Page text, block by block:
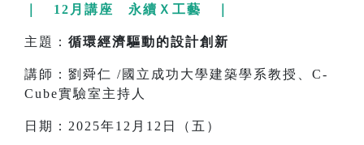
｜ 12月講座 永續Ｘ工藝 ｜
主題： 循環經濟驅動的設計創新
講師：劉舜仁 /國立成功大學建築學系教授、C-
Cube實驗室主持人
日期：2025年12月12日（五）